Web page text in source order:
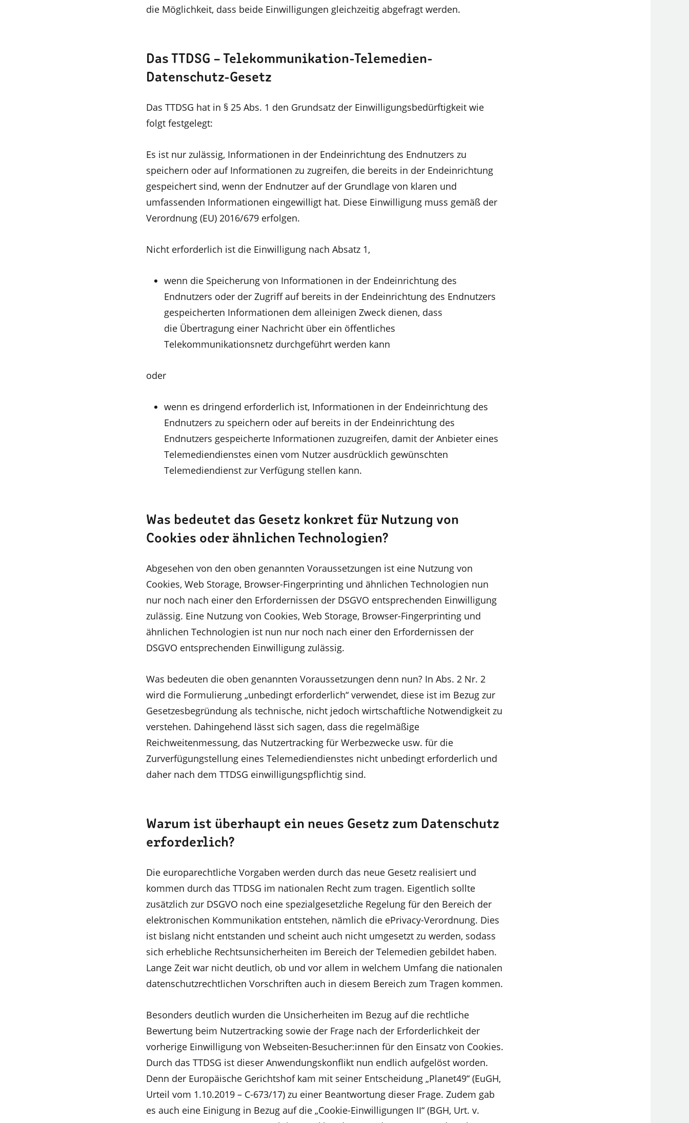
die Möglichkeit, dass beide Einwilligungen gleichzeitig abgefragt werden.
Das TTDSG – Telekommunikation-Telemedien-
Datenschutz-Gesetz
Das TTDSG hat in § 25 Abs. 1 den Grundsatz der Einwilligungsbedürftigkeit wie
folgt festgelegt:
Es ist nur zulässig, Informationen in der Endeinrichtung des Endnutzers zu
speichern oder auf Informationen zu zugreifen, die bereits in der Endeinrichtung
gespeichert sind, wenn der Endnutzer auf der Grundlage von klaren und
umfassenden Informationen eingewilligt hat. Diese Einwilligung muss gemäß der
Verordnung (EU) 2016/679 erfolgen.
Nicht erforderlich ist die Einwilligung nach Absatz 1,
wenn die Speicherung von Informationen in der Endeinrichtung des
Endnutzers oder der Zugriff auf bereits in der Endeinrichtung des Endnutzers
gespeicherten Informationen dem alleinigen Zweck dienen, dass
die Übertragung einer Nachricht über ein öffentliches
Telekommunikationsnetz durchgeführt werden kann
oder
wenn es dringend erforderlich ist, Informationen in der Endeinrichtung des
Endnutzers zu speichern oder auf bereits in der Endeinrichtung des
Endnutzers gespeicherte Informationen zuzugreifen, damit der Anbieter eines
Telemediendienstes einen vom Nutzer ausdrücklich gewünschten
Telemediendienst zur Verfügung stellen kann.
Was bedeutet das Gesetz konkret für Nutzung von
Cookies oder ähnlichen Technologien?
Abgesehen von den oben genannten Voraussetzungen ist eine Nutzung von
Cookies, Web Storage, Browser-Fingerprinting und ähnlichen Technologien nun
nur noch nach einer den Erfordernissen der DSGVO entsprechenden Einwilligung
zulässig. Eine Nutzung von Cookies, Web Storage, Browser-Fingerprinting und
ähnlichen Technologien ist nun nur noch nach einer den Erfordernissen der
DSGVO entsprechenden Einwilligung zulässig.
Was bedeuten die oben genannten Voraussetzungen denn nun? In Abs. 2 Nr. 2
wird die Formulierung „unbedingt erforderlich“ verwendet, diese ist im Bezug zur
Gesetzesbegründung als technische, nicht jedoch wirtschaftliche Notwendigkeit zu
verstehen. Dahingehend lässt sich sagen, dass die regelmäßige
Reichweitenmessung, das Nutzertracking für Werbezwecke usw. für die
Zurverfügungstellung eines Telemediendienstes nicht unbedingt erforderlich und
daher nach dem TTDSG einwilligungspflichtig sind.
Warum ist überhaupt ein neues Gesetz zum Datenschutz
erforderlich?
Die europarechtliche Vorgaben werden durch das neue Gesetz realisiert und
kommen durch das TTDSG im nationalen Recht zum tragen. Eigentlich sollte
zusätzlich zur DSGVO noch eine spezialgesetzliche Regelung für den Bereich der
elektronischen Kommunikation entstehen, nämlich die ePrivacy-Verordnung. Dies
ist bislang nicht entstanden und scheint auch nicht umgesetzt zu werden, sodass
sich erhebliche Rechtsunsicherheiten im Bereich der Telemedien gebildet haben.
Lange Zeit war nicht deutlich, ob und vor allem in welchem Umfang die nationalen
datenschutzrechtlichen Vorschriften auch in diesem Bereich zum Tragen kommen.
Besonders deutlich wurden die Unsicherheiten im Bezug auf die rechtliche
Bewertung beim Nutzertracking sowie der Frage nach der Erforderlichkeit der
vorherige Einwilligung von Webseiten-Besucher:innen für den Einsatz von Cookies.
Durch das TTDSG ist dieser Anwendungskonflikt nun endlich aufgelöst worden.
Denn der Europäische Gerichtshof kam mit seiner Entscheidung „Planet49“ (EuGH,
Urteil vom 1.10.2019 – C-673/17) zu einer Beantwortung dieser Frage. Zudem gab
es auch eine Einigung in Bezug auf die „Cookie-Einwilligungen II“ (BGH, Urt. v.